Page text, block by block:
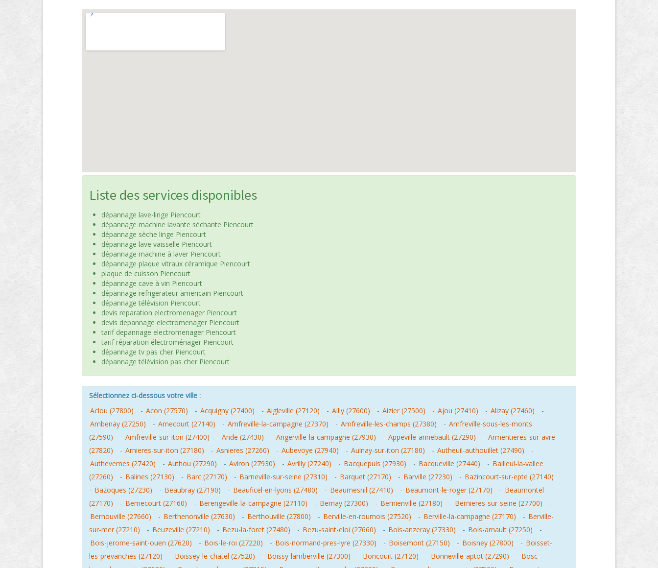
Liste des services disponibles
dépannage lave-linge Piencourt
dépannage machine lavante séchante Piencourt
dépannage sèche linge Piencourt
dépannage lave vaisselle Piencourt
dépannage machine à laver Piencourt
dépannage plaque vitraux céramique Piencourt
plaque de cuisson Piencourt
dépannage cave à vin Piencourt
dépannage refrigerateur americain Piencourt
dépannage télévision Piencourt
devis reparation electromenager Piencourt
devis depannage electromenager Piencourt
tarif depannage electromenager Piencourt
tarif réparation électroménager Piencourt
dépannage tv pas cher Piencourt
dépannage télévision pas cher Piencourt
Sélectionnez ci-dessous votre ville :
Aclou (27800)
- Acon (27570) - Acquigny (27400) - Aigleville (27120) - Ailly (27600) - Aizier (27500) - Ajou (27410) - Alizay (27460)
-
Ambenay (27250)
- Amecourt (27140) - Amfreville-la-campagne (27370) - Amfreville-les-champs (27380) - Amfreville-sous-les-monts
(27590)
- Amfreville-sur-iton (27400) - Ande (27430) - Angerville-la-campagne (27930) - Appeville-annebault (27290) - Armentieres-sur-avre
(27820)
- Arnieres-sur-iton (27180) - Asnieres (27260) - Aubevoye (27940) - Aulnay-sur-iton (27180) - Autheuil-authouillet (27490)
-
Authevernes (27420)
- Authou (27290) - Aviron (27930) - Avrilly (27240) - Bacquepuis (27930) - Bacqueville (27440) - Bailleul-la-vallee
(27260)
- Balines (27130) - Barc (27170) - Barneville-sur-seine (27310) - Barquet (27170) - Barville (27230) - Bazincourt-sur-epte (27140)
- Bazoques (27230) - Beaubray (27190) - Beauficel-en-lyons (27480) - Beaumesnil (27410) - Beaumont-le-roger (27170) - Beaumontel
(27170)
- Bemecourt (27160) - Berengeville-la-campagne (27110) - Bernay (27300) - Bernienville (27180) - Bernieres-sur-seine (27700)
-
Bernouville (27660)
- Berthenonville (27630) - Berthouville (27800) - Berville-en-roumois (27520) - Berville-la-campagne (27170) - Berville-
sur-mer (27210)
- Beuzeville (27210) - Bezu-la-foret (27480) - Bezu-saint-eloi (27660) - Bois-anzeray (27330) - Bois-arnault (27250)
-
Bois-jerome-saint-ouen (27620)
- Bois-le-roi (27220) - Bois-normand-pres-lyre (27330) - Boisemont (27150) - Boisney (27800) - Boisset-
les-prevanches (27120)
- Boissey-le-chatel (27520) - Boissy-lamberville (27300) - Boncourt (27120) - Bonneville-aptot (27290) - Bosc-